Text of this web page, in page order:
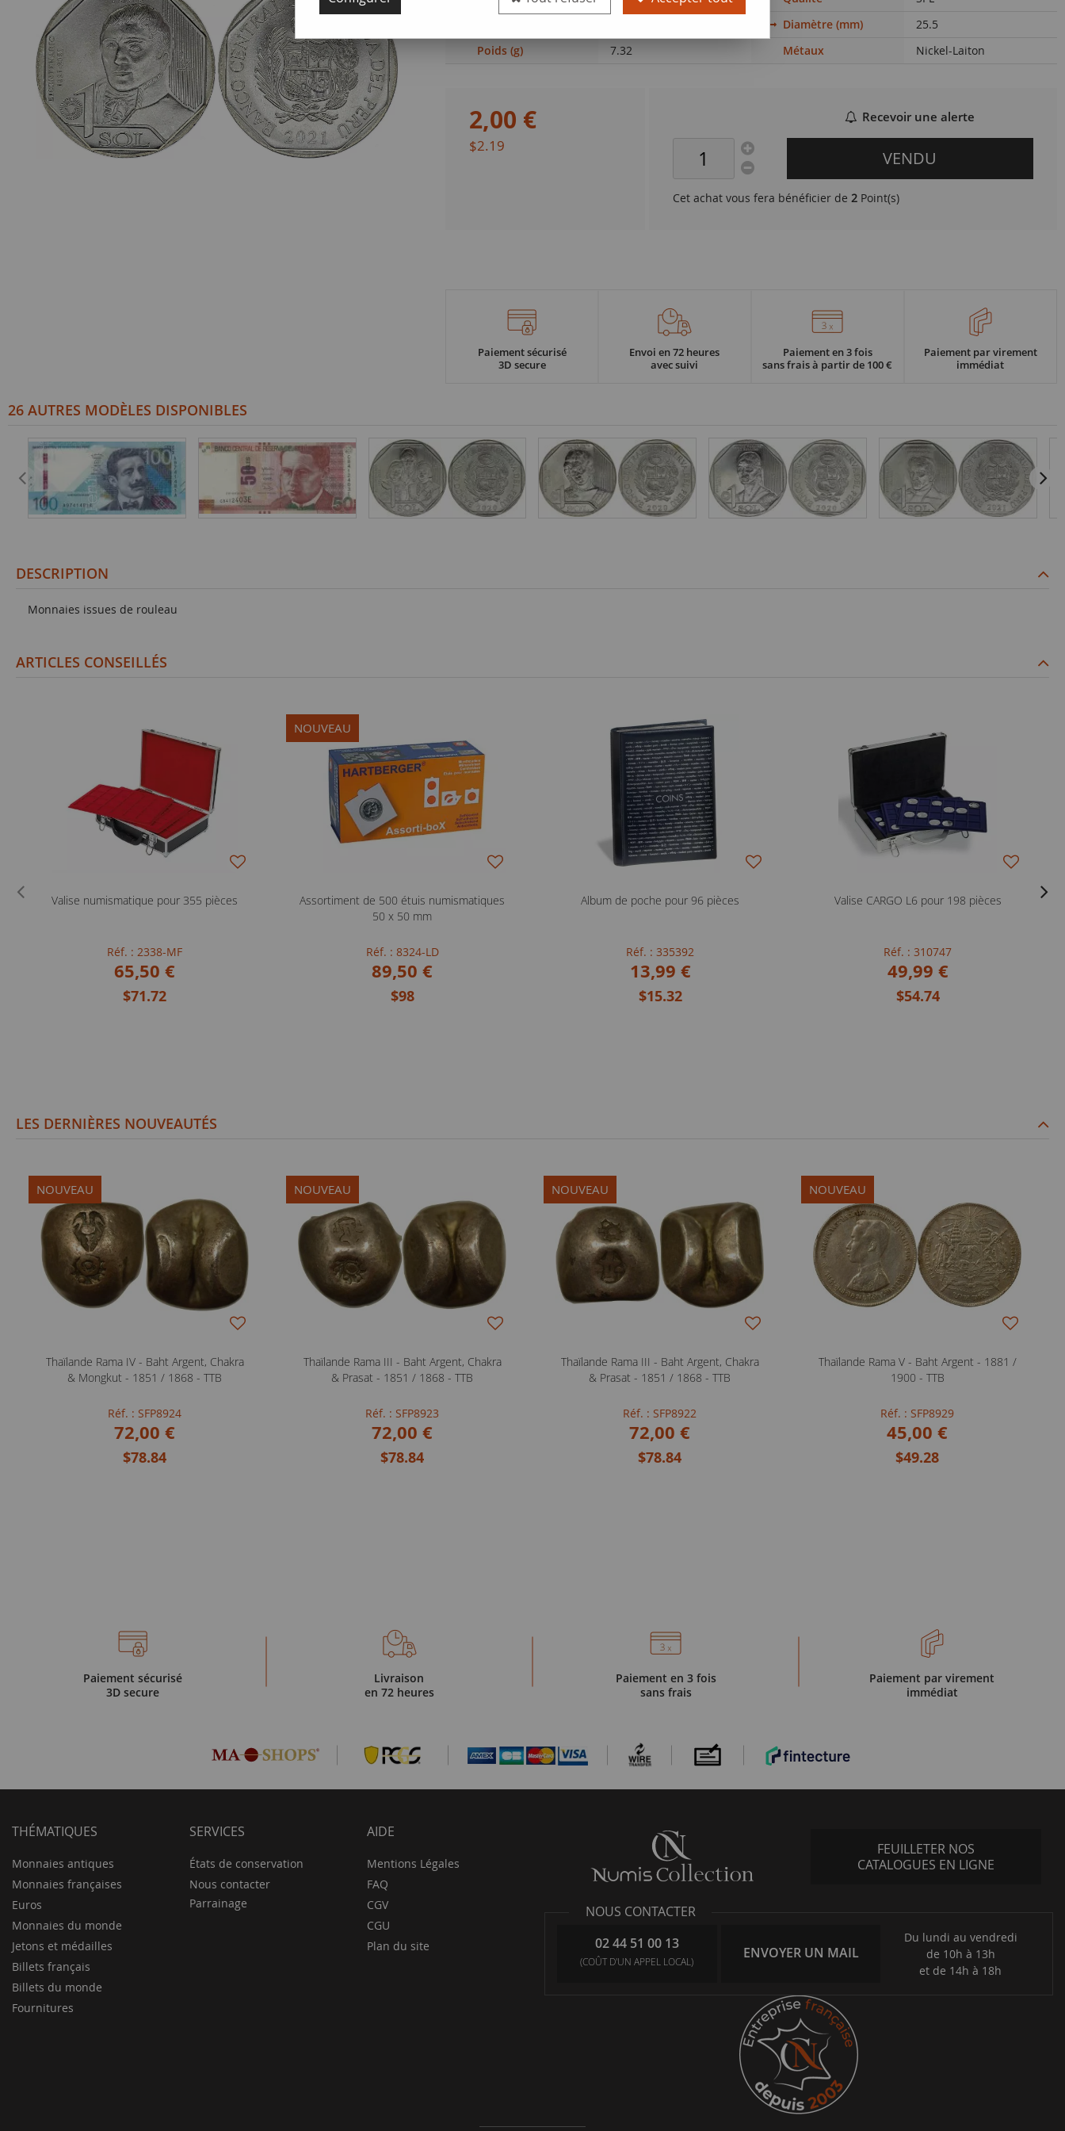
Diamètre (mm)
25.5
Poids (g)
7.32 Métaux Nickel-Laiton
2,00 €
$2.19
Recevoir une alerte
VENDU
Cet achat vous fera bénéficier de2 Point(s)
Paiement sécurisé
3D secure
Envoi en 72 heures
avec suivi
Paiement en 3 fois
sans frais à partir de 100 €
Paiement par virement
immédiat
26 AUTRES MODÈLES DISPONIBLES
DESCRIPTION
Monnaies issues de rouleau
ARTICLES CONSEILLÉS
Valise numismatique pour 355 pièces
Réf. : 2338-MF
65,50 €
$71.72
NOUVEAU
Assortiment de 500 étuis numismatiques
50 x 50 mm
Réf. : 8324-LD
89,50 €
$98
Album de poche pour 96 pièces
Réf. : 335392
13,99 €
$15.32
Valise CARGO L6 pour 198 pièces
Réf. : 310747
49,99 €
$54.74
LES DERNIÈRES NOUVEAUTÉS
NOUVEAU
Thaïlande Rama IV - Baht Argent, Chakra
& Mongkut - 1851 / 1868 - TTB
Réf. : SFP8924
72,00 €
$78.84
NOUVEAU
Thaïlande Rama III - Baht Argent, Chakra
& Prasat - 1851 / 1868 - TTB
Réf. : SFP8923
72,00 €
$78.84
NOUVEAU
Thaïlande Rama III - Baht Argent, Chakra
& Prasat - 1851 / 1868 - TTB
Réf. : SFP8922
72,00 €
$78.84
NOUVEAU
Thaïlande Rama V - Baht Argent - 1881 /
1900 - TTB
Réf. : SFP8929
45,00 €
$49.28
Paiement sécurisé
3D secure
Livraison
en 72 heures
Paiement en 3 fois
sans frais
Paiement par virement
immédiat
THÉMATIQUES
Monnaies antiques
Monnaies françaises
Euros
Monnaies du monde
Jetons et médailles
Billets français
Billets du monde
Fournitures
SERVICES
États de conservation
Nous contacter
Parrainage
AIDE
Mentions Légales
FAQ
CGV
CGU
Plan du site
FEUILLETER NOS
CATALOGUES EN LIGNE
NOUS CONTACTER
02 44 51 00 13
(COÛT D'UN APPEL LOCAL)
ENVOYER UN MAIL
Du lundi au vendredi
de 10h à 13h
et de 14h à 18h